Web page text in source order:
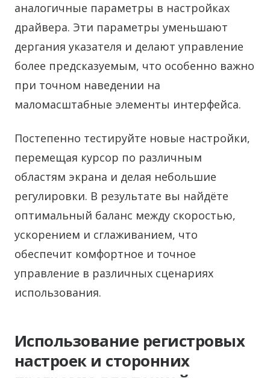
аналогичные параметры в настройках
драйвера. Эти параметры уменьшают
дергания указателя и делают управление
более предсказуемым, что особенно важно
при точном наведении на
маломасштабные элементы интерфейса.
Постепенно тестируйте новые настройки,
перемещая курсор по различным
областям экрана и делая небольшие
регулировки. В результате вы найдёте
оптимальный баланс между скоростью,
ускорением и сглаживанием, что
обеспечит комфортное и точное
управление в различных сценариях
использования.
Использование регистровых
настроек и сторонних